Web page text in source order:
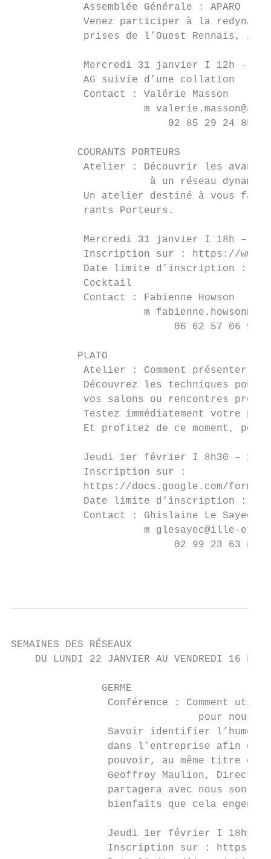
            Assemblée Générale : APARO
Venez participer à la
prises de l’Ouest Rennais,
Mercredi 31 janvier I 12h –
            AG suivie d’une collation
            Contact : Valérie Masson
m
                          02 85 29 24 85
           COURANTS PORTEURS
Atelier : Découvrir les
à un réseau
Un atelier destiné à vous
            rants Porteurs.
Mercredi 31 janvier I 18h –
Inscription sur : https://
Date limite d’inscription :
            Cocktail
            Contact : Fabienne Howson
m
                           06 62 57 06 91
           PLATO
Atelier : Comment présenter
Découvrez les techniques pour
vos salons ou rencontres
Testez immédiatement votre
Et profitez de ce moment,
Jeudi 1er février I 8h30 –
            Inscription sur :
https://docs.google.com/
Date limite d’inscription :
            Contact : Ghislaine Le Sayec
m glesayec@ille-et-
                           02 99 23 63 85
SEMAINES DES RÉSEAUX
DU LUNDI 22 JANVIER AU VENDREDI 16
               GERME
Conférence : Comment
pour nous
Savoir identifier
dans l’entreprise afin de
pouvoir, au même titre
Geoffroy Maulion,
partagera avec nous son
bienfaits que cela
Jeudi 1er février I 18h15
Inscription sur :